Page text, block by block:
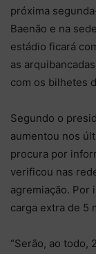
próxima
Baenão e na
estádio ficará
as
com os bilhetes
Segundo o
aumentou nos
procura por
verificou nas
agremiação. Por
carga extra de 5
“Serão, ao todo,